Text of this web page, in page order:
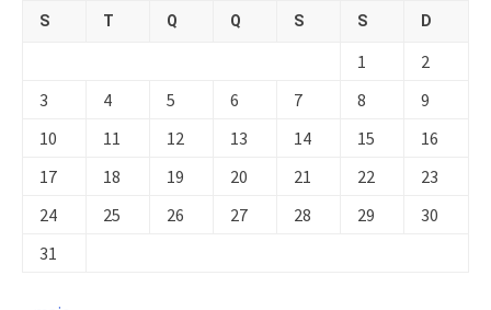
S T Q Q S S D
1
2
3
4 5 6 7 8
9
10
11 12 13 14 15
16
17
18 19 20 21 22
23
24
25 26 27 28 29
30
31